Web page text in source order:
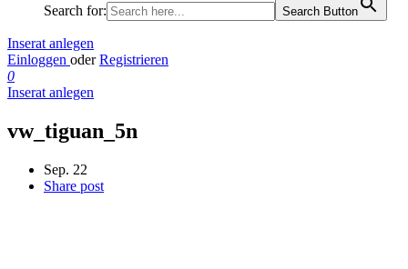
Search for: Search Button
Inserat anlegen
Einloggen oder Registrieren
0
Inserat anlegen
vw_tiguan_5n
Sep. 22
Share post